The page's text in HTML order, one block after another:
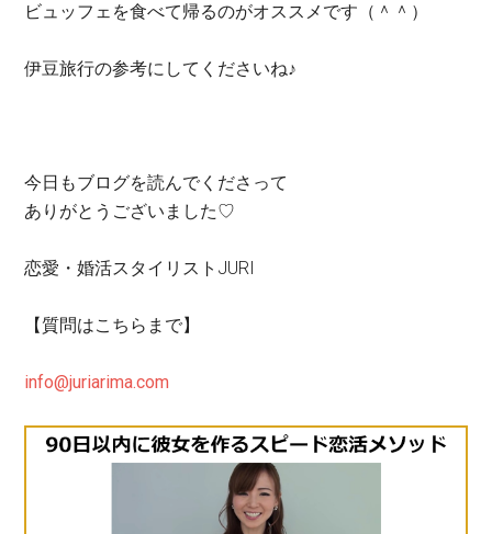
ビュッフェを食べて帰るのがオススメです（＾＾）
伊豆旅行の参考にしてくださいね♪
今日もブログを読んでくださって
ありがとうございました♡
恋愛・婚活スタイリストJURI
【質問はこちらまで】
info@juriarima.com